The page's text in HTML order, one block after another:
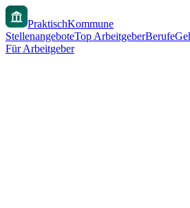
PraktischKommune
StellenangeboteTop ArbeitgeberBerufe
Für Arbeitgeber